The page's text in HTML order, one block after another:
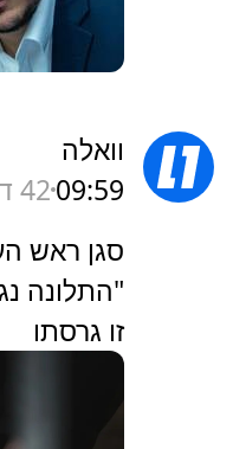
וואלה
09:5942 דקות
סגן ראש
"התלונה
זו גרסתו